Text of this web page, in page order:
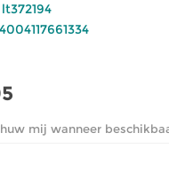
lt372194
4004117661334